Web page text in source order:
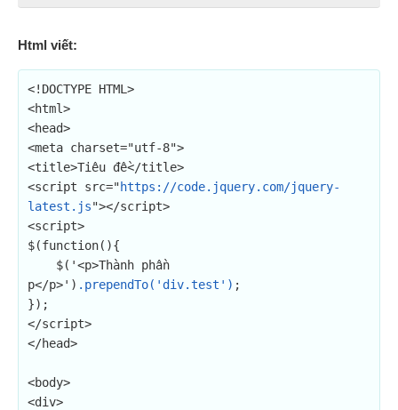
Html viết:
<!DOCTYPE HTML>
<html>
<head>
<meta charset="utf-8">
<title>Tiêu đề</title>
<script src="https://code.jquery.com/jquery-
latest.js"></script>
<script>
$(function(){
p</p>') .prependTo('div.test') ;
});
</script>
</head>
<body>
<div>